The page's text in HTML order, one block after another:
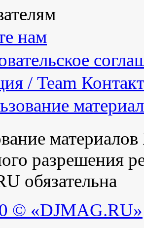
нам
/ Team
разрешения
обязательна
© «DJMAG.RU»